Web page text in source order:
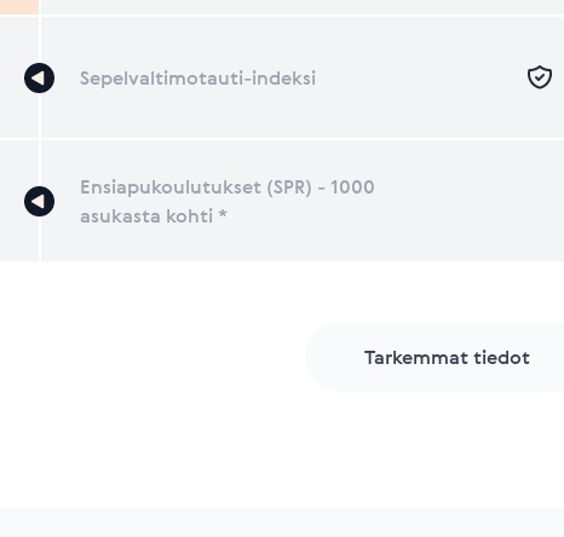
Sepelvaltimotauti-indeksi
Ensiapukoulutukset (SPR) - 1000
asukasta kohti *
Tarkemmat tiedot